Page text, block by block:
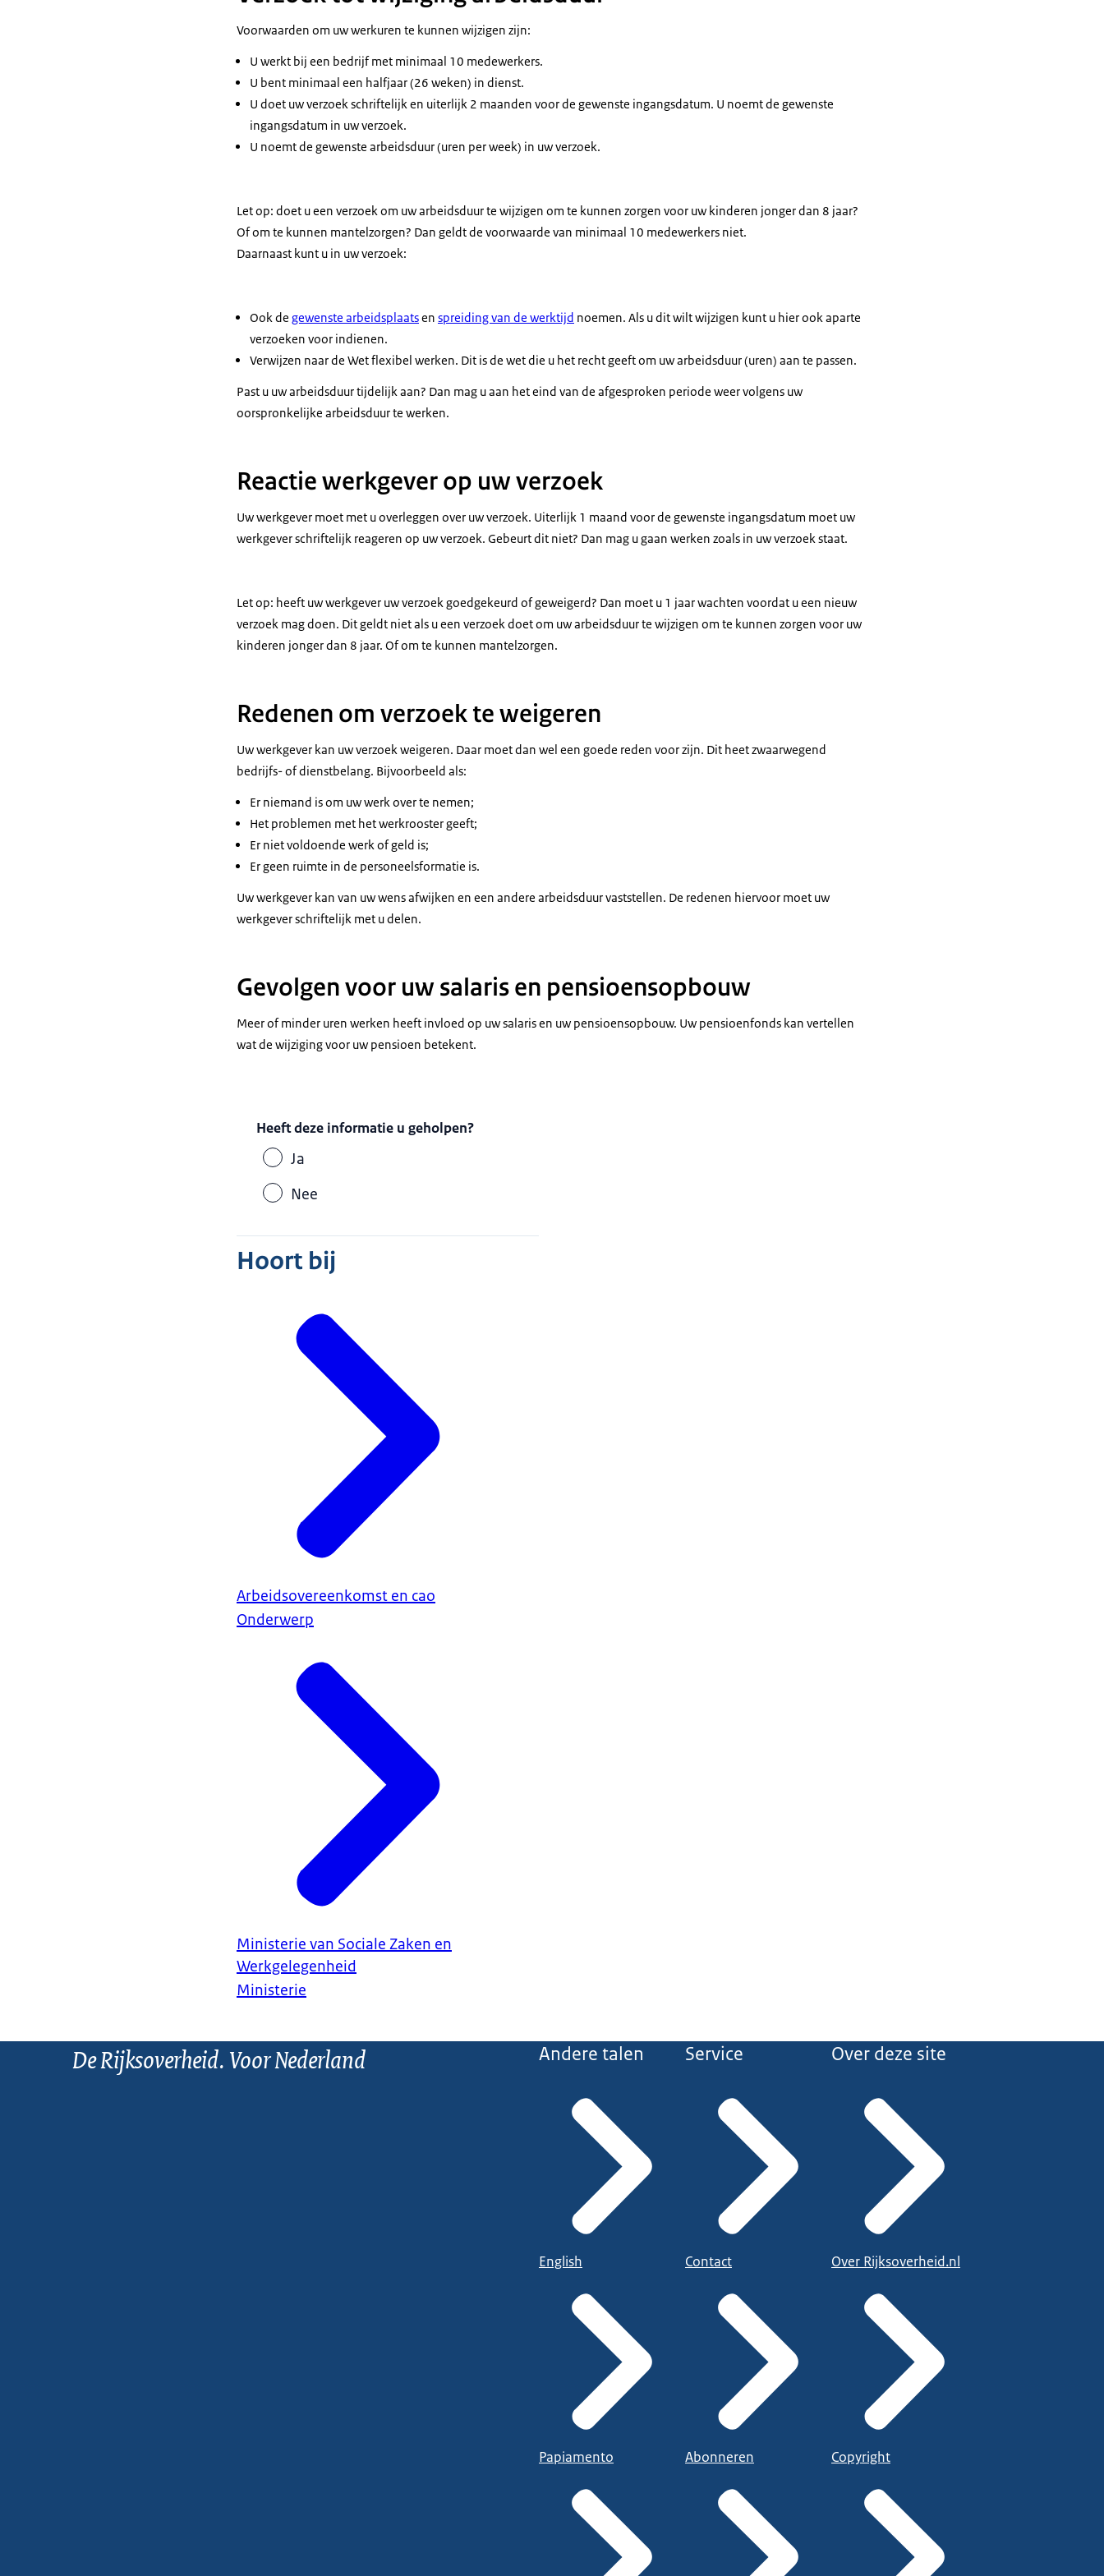
Voorwaarden om uw werkuren te kunnen wijzigen zijn:
U werkt bij een bedrijf met minimaal 10 medewerkers.
U bent minimaal een halfjaar (26 weken) in dienst.
U doet uw verzoek schriftelijk en uiterlijk 2 maanden voor de gewenste ingangsdatum. U noemt de gewenste
ingangsdatum in uw verzoek.
U noemt de gewenste arbeidsduur (uren per week) in uw verzoek.
Let op: doet u een verzoek om uw arbeidsduur te wijzigen om te kunnen zorgen voor uw kinderen jonger dan 8 jaar?
Of om te kunnen mantelzorgen? Dan geldt de voorwaarde van minimaal 10 medewerkers niet.
Daarnaast kunt u in uw verzoek:
Ook de gewenste arbeidsplaatsen spreiding van de werktijd noemen. Als u dit wilt wijzigen kunt u hier ook aparte
verzoeken voor indienen.
Verwijzen naar de Wet flexibel werken. Dit is de wet die u het recht geeft om uw arbeidsduur (uren) aan te passen.
Past u uw arbeidsduur tijdelijk aan? Dan mag u aan het eind van de afgesproken periode weer volgens uw
oorspronkelijke arbeidsduur te werken.
Reactie werkgever op uw verzoek
Uw werkgever moet met u overleggen over uw verzoek. Uiterlijk 1 maand voor de gewenste ingangsdatum moet uw
werkgever schriftelijk reageren op uw verzoek. Gebeurt dit niet? Dan mag u gaan werken zoals in uw verzoek staat.
Let op: heeft uw werkgever uw verzoek goedgekeurd of geweigerd? Dan moet u 1 jaar wachten voordat u een nieuw
verzoek mag doen. Dit geldt niet als u een verzoek doet om uw arbeidsduur te wijzigen om te kunnen zorgen voor uw
kinderen jonger dan 8 jaar. Of om te kunnen mantelzorgen.
Redenen om verzoek te weigeren
Uw werkgever kan uw verzoek weigeren. Daar moet dan wel een goede reden voor zijn. Dit heet zwaarwegend
bedrijfs- of dienstbelang. Bijvoorbeeld als:
Er niemand is om uw werk over te nemen;
Het problemen met het werkrooster geeft;
Er niet voldoende werk of geld is;
Er geen ruimte in de personeelsformatie is.
Uw werkgever kan van uw wens afwijken en een andere arbeidsduur vaststellen. De redenen hiervoor moet uw
werkgever schriftelijk met u delen.
Gevolgen voor uw salaris en pensioensopbouw
Meer of minder uren werken heeft invloed op uw salaris en uw pensioensopbouw. Uw pensioenfonds kan vertellen
wat de wijziging voor uw pensioen betekent.
Heeft deze informatie u geholpen?
Ja
Nee
Hoort bij
Arbeidsovereenkomst en cao
Onderwerp
Ministerie van Sociale Zaken en
Werkgelegenheid
Ministerie
De Rijksoverheid. Voor Nederland Andere talen
English
Papiamento
Service
Contact
Abonneren
Over deze site
Over Rijksoverheid.nl
Copyright